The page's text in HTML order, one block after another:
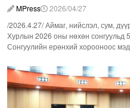
MPress
2026/04/27
/2026.4.27/ Аймаг, нийслэл, сум,
Хурлын 2026 оны нөхөн сонгуульд
Сонгуулийн ерөнхий хорооноос